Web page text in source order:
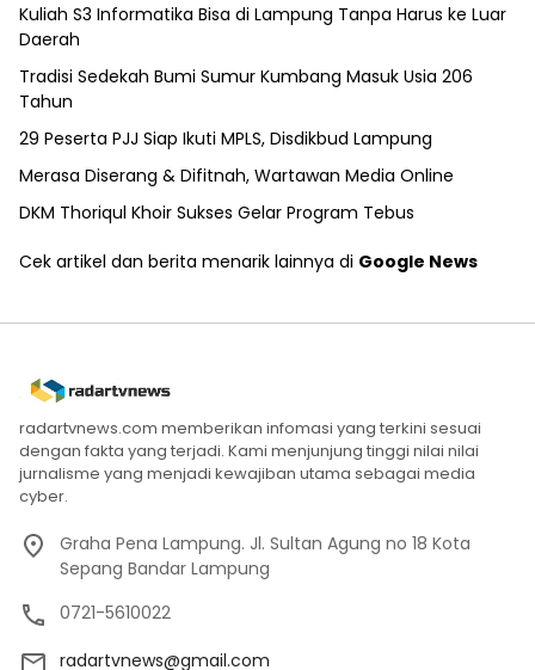
Kuliah S3 Informatika Bisa di Lampung Tanpa Harus ke Luar
Daerah
Tradisi Sedekah Bumi Sumur Kumbang Masuk Usia 206
Tahun
29 Peserta PJJ Siap Ikuti MPLS, Disdikbud Lampung
Merasa Diserang & Difitnah, Wartawan Media Online
DKM Thoriqul Khoir Sukses Gelar Program Tebus
Cek artikel dan berita menarik lainnya di Google News
radartvnews.com memberikan infomasi yang terkini sesuai
dengan fakta yang terjadi. Kami menjunjung tinggi nilai nilai
jurnalisme yang menjadi kewajiban utama sebagai media
cyber.
Graha Pena Lampung. Jl. Sultan Agung no 18 Kota
Sepang Bandar Lampung
0721-5610022
radartvnews@gmail.com